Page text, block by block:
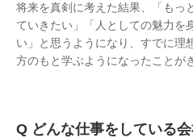
将来を真剣に考えた結果、「もっ
ていきたい」「人としての魅力を
い」と思うようになり、すでに理
方のもと学ぶようになったことが
どんな仕事をしている